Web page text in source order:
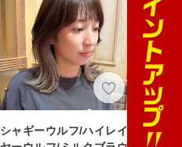
シャギーウルフ/ハイレイ